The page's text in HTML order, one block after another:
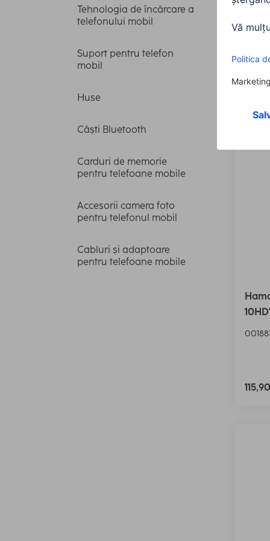
Tehnologia de încărcare a
telefonului mobil
Suport pentru telefon
mobil
Huse
Căști Bluetooth
Carduri de memorie
pentru telefoane mobile
Accesorii camera foto
pentru telefonul mobil
Cabluri și adaptoare
pentru telefoane mobile
45